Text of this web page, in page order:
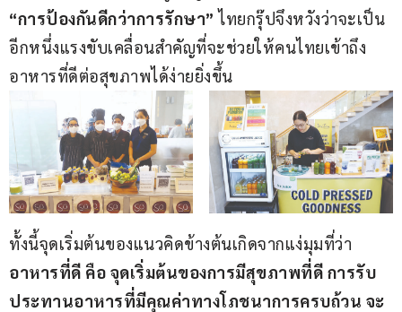
“การป้องกันดีกว่าการรักษา” ไทยกรุ๊ปจึงหวังว่าจะเป็น
อีกหนึ่งแรงขับเคลื่อนสำคัญที่จะช่วยให้คนไทยเข้าถึง
อาหารที่ดีต่อสุขภาพได้ง่ายยิ่งขึ้น
ทั้งนี้จุดเริ่มต้นของแนวคิดข้างต้นเกิดจากแง่มุมที่ว่า
อาหารที่ดี คือ จุดเริ่มต้นของการมีสุขภาพที่ดี การรับ
ประทานอาหารที่มีคุณค่าทางโภชนาการครบถ้วน จะ